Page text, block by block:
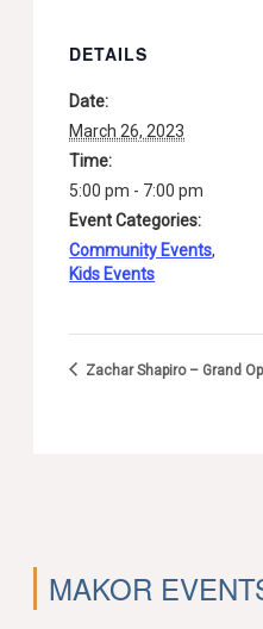
DETAILS
Date:
March 26, 2023
Time:
5:00 pm - 7:00 pm
Event Categories:
Community Events,
Kids Events
Zachar Shapiro – Grand
MAKOR